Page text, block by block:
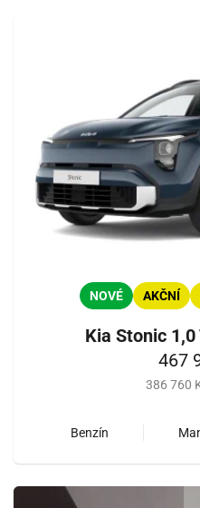
NOVÉ AKČNÍ
Kia Stonic 1,0
467
386 760
Benzín